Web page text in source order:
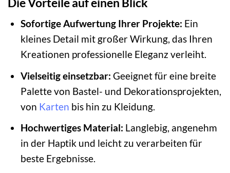
Sofortige Aufwertung Ihrer Projekte: Ein
kleines Detail mit großer Wirkung, das Ihren
Kreationen professionelle Eleganz verleiht.
Vielseitig einsetzbar: Geeignet für eine breite
Palette von Bastel- und Dekorationsprojekten,
von Karten bis hin zu Kleidung.
Hochwertiges Material: Langlebig, angenehm
in der Haptik und leicht zu verarbeiten für
beste Ergebnisse.